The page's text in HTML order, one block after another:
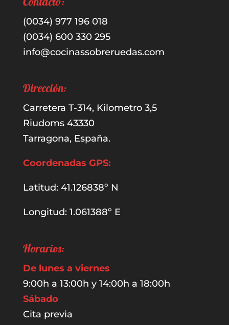
(0034) 977 196 018
(0034) 600 330 295
info@cocinassobreruedas.com
Dirección:
Carretera T-314, Kilometro 3,5
Riudoms 43330
Tarragona, España.
Coordenadas GPS:
Latitud: 41.126838º N
Longitud: 1.061388º E
Horarios:
De lunes a viernes
9:00h a 13:00h y 14:00h a 18:00h
Sábado
Cita previa